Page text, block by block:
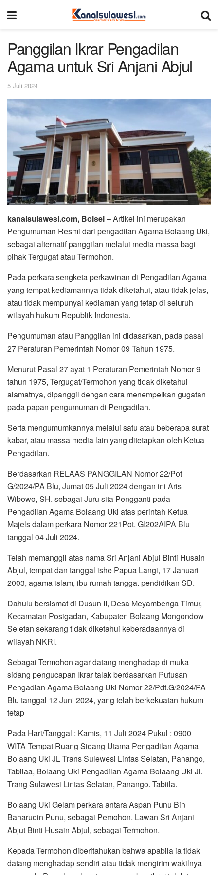
Panggilan Ikrar Pengadilan
Agama untuk Sri Anjani Abjul
5 Juli 2024
kanalsulawesi.com, Bolsel– Artikel ini merupakan
Pengumuman Resmi dari pengadilan Agama Bolaang Uki,
sebagai alternatif panggilan melalui media massa bagi
pihak Tergugat atau Termohon.
Pada perkara sengketa perkawinan di Pengadilan Agama
yang tempat kediamannya tidak diketahui, atau tidak jelas,
atau tidak mempunyai kediaman yang tetap di seluruh
wilayah hukum Republik Indonesia.
Pengumuman atau Panggilan ini didasarkan, pada pasal
27 Peraturan Pemerintah Nomor 09 Tahun 1975.
Menurut Pasal 27 ayat 1 Peraturan Pemerintah Nomor 9
tahun 1975, Tergugat/Termohon yang tidak diketahui
alamatnya, dipanggil dengan cara menempelkan gugatan
pada papan pengumuman di Pengadilan.
Serta mengumumkannya melalui satu atau beberapa surat
kabar, atau massa media lain yang ditetapkan oleh Ketua
Pengadilan.
Berdasarkan RELAAS PANGGILAN Nomor 22/Pot
G/2024/PA Blu, Jumat 05 Juli 2024 dengan ini Aris
Wibowo, SH. sebagai Juru sita Pengganti pada
Pengadilan Agama Bolaang Uki atas perintah Ketua
Majels dalam perkara Nomor 221Pot. GI202AIPA Blu
tanggal 04 Juli 2024.
Telah memanggil atas nama Sri Anjani Abjul Binti Husain
Abjul, tempat dan tanggal ishe Papua Langi, 17 Januari
2003, agama islam, ibu rumah tangga. pendidikan SD.
Dahulu bersismat di Dusun II, Desa Meyambenga Timur,
Kecamatan Posigadan, Kabupaten Bolaang Mongondow
Seletan sekarang tidak diketahui keberadaannya di
wilayah NKRI.
Sebagai Termohon agar datang menghadap di muka
sidang pengucapan Ikrar talak berdasarkan Putusan
Pengadian Agama Bolaang Uki Nomor 22/Pdt.G/2024/PA
Blu tanggal 12 Juni 2024, yang telah berkekuatan hukum
tetap
Pada Hari/Tanggal : Kamis, 11 Juli 2024 Pukul : 0900
WITA Tempat Ruang Sidang Utama Pengadilan Agama
Bolaang Uki JL Trans Sulewesi Lintas Selatan, Panango,
Tabilaa, Bolaang Uki Pengadilan Agama Bolaang Uki Jl.
Trang Sulawesi Lintas Selatan, Panango. Tabiila.
Bolaang Uki Gelam perkara antara Aspan Punu Bin
Baharudin Punu, sebagai Pemohon. Lawan Sri Anjani
Abjut Binti Husain Abjul, sebagai Termohon.
Kepada Termohon diberitahukan bahwa apabila ia tidak
datang menghadap sendiri atau tidak mengirim wakilnya